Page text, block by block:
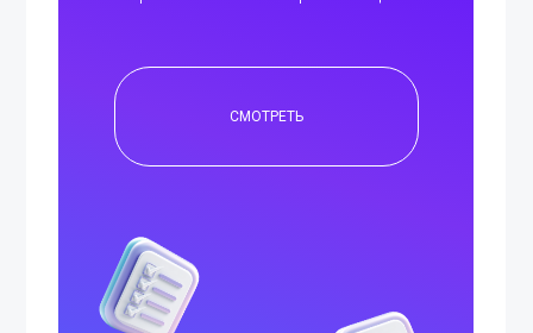
СМОТРЕТЬ